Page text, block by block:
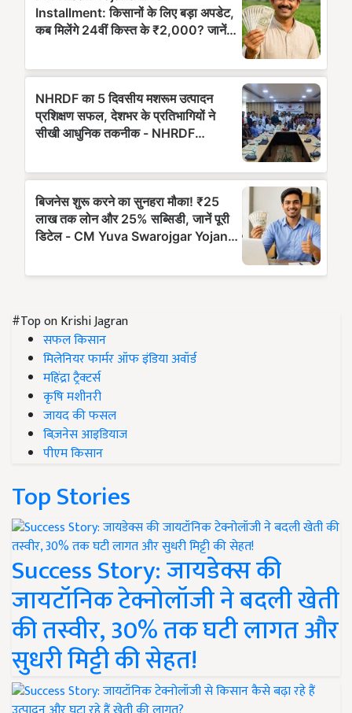
#Top on Krishi Jagran
सफल किसान
मिलेनियर फार्मर ऑफ इंडिया अवॉर्ड
महिंद्रा ट्रैक्टर्स
कृषि मशीनरी
जायद की फसल
बिज़नेस आइडियाज
पीएम किसान
Top Stories
Success Story: जायडेक्स की
जायटॉनिक टेक्नोलॉजी ने बदली खेती
की तस्वीर, 30% तक घटी लागत और
सुधरी मिट्टी की सेहत!